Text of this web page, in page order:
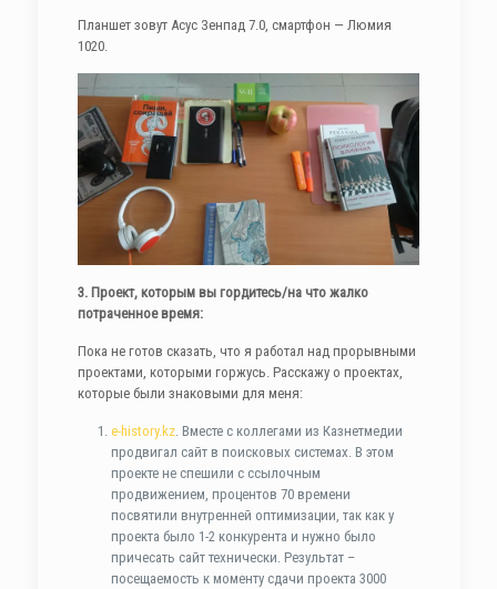
Планшет зовут Асус Зенпад 7.0, смартфон — Люмия
1020.
3. Проект, которым вы гордитесь/на что жалко
потраченное время:
Пока не готов сказать, что я работал над прорывными
проектами, которыми горжусь. Расскажу о проектах,
которые были знаковыми для меня:
e-history.kz. Вместе с коллегами из Казнетмедии
продвигал сайт в поисковых системах. В этом
проекте не спешили с ссылочным
продвижением, процентов 70 времени
посвятили внутренней оптимизации, так как у
проекта было 1-2 конкурента и нужно было
причесать сайт технически. Результат –
посещаемость к моменту сдачи проекта 3000